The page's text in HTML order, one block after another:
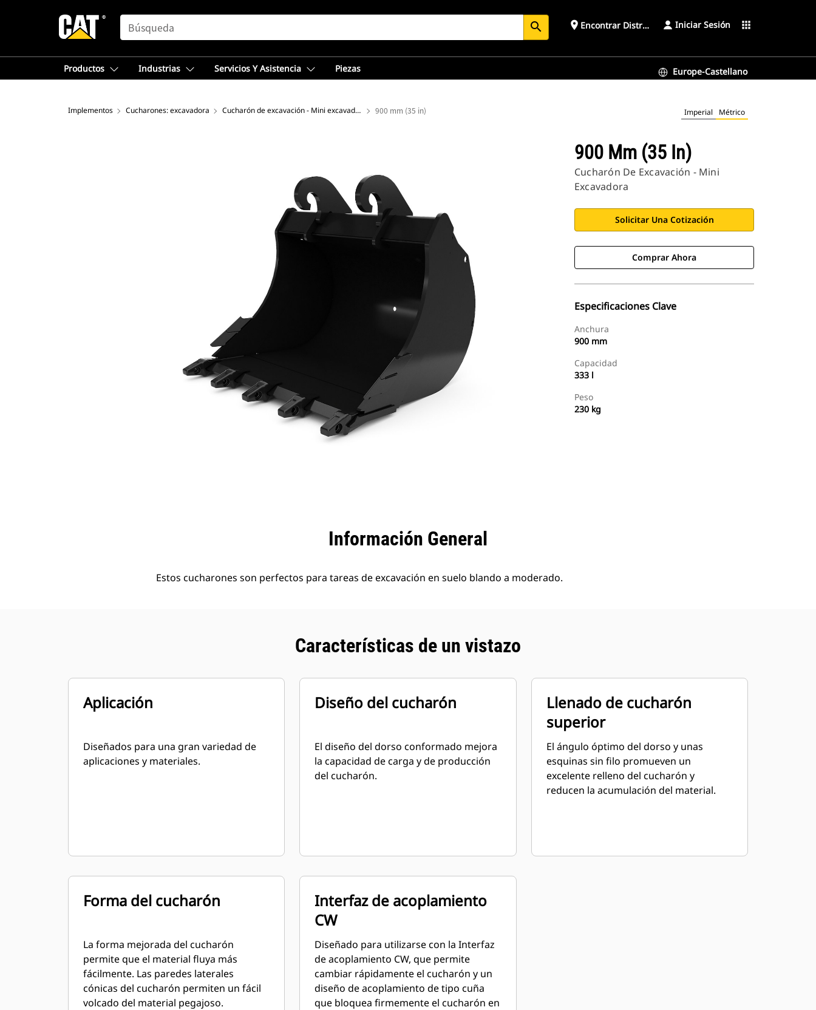
SEARCH search place Encontrar Distribuidor Iniciar Sesión apps
Productos Industrias Servicios Y Asistencia Piezas Europe-Castellano
Implementos Cucharones: excavadora Cucharón de excavación - Mini excavadora 900 mm (35 in) Imperial Métrico
900 Mm (35 In)
Cucharón De Excavación - Mini
Excavadora
Solicitar Una Cotización
Comprar Ahora
Especificaciones Clave
Anchura
900 mm
Capacidad
333 l
Peso
230 kg
Información General
Estos cucharones son perfectos para tareas de excavación en suelo blando a moderado.
Características de un vistazo
Aplicación
Diseñados para una gran variedad de
aplicaciones y materiales.
Diseño del cucharón
El diseño del dorso conformado mejora
la capacidad de carga y de producción
del cucharón.
Llenado de cucharón
superior
El ángulo óptimo del dorso y unas
esquinas sin filo promueven un
excelente relleno del cucharón y
reducen la acumulación del material.
Forma del cucharón
La forma mejorada del cucharón
permite que el material fluya más
fácilmente. Las paredes laterales
cónicas del cucharón permiten un fácil
volcado del material pegajoso.
Interfaz de acoplamiento
CW
Diseñado para utilizarse con la Interfaz
de acoplamiento CW, que permite
cambiar rápidamente el cucharón y un
diseño de acoplamiento de tipo cuña
que bloquea firmemente el cucharón en